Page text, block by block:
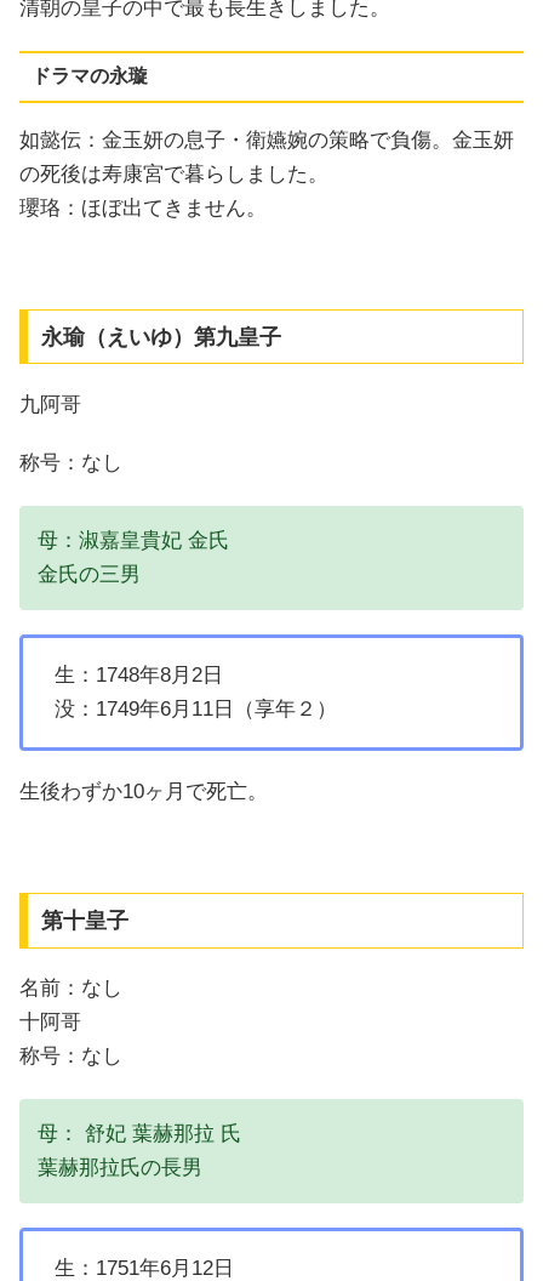
清朝の皇子の中で最も長生きしました。
ドラマの永璇
如懿伝：金玉妍の息子・衛嬿婉の策略で負傷。金玉妍
の死後は寿康宮で暮らしました。
瓔珞：ほぼ出てきません。
永瑜（えいゆ）第九皇子
九阿哥
称号：なし
母：淑嘉皇貴妃 金氏
金氏の三男
生：1748年8月2日
没：1749年6月11日（享年２）
生後わずか10ヶ月で死亡。
第十皇子
名前：なし
十阿哥
称号：なし
母： 舒妃 葉赫那拉 氏
葉赫那拉氏の長男
生：1751年6月12日